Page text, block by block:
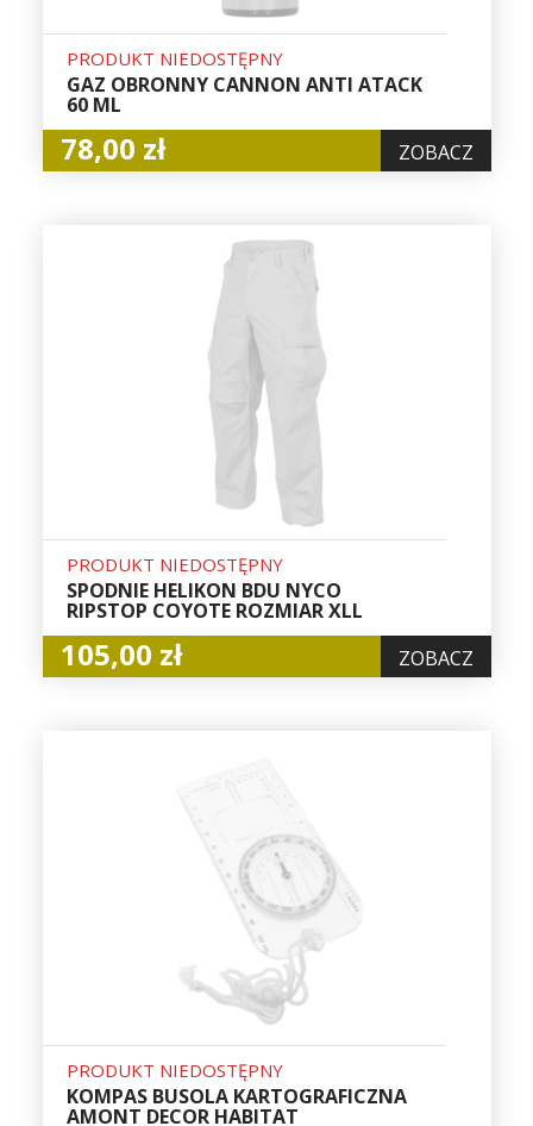
PRODUKT NIEDOSTĘPNY
GAZ OBRONNY CANNON ANTI ATACK
60 ML
78,00 zł ZOBACZ
PRODUKT NIEDOSTĘPNY
SPODNIE HELIKON BDU NYCO
RIPSTOP COYOTE ROZMIAR XLL
105,00 zł ZOBACZ
PRODUKT NIEDOSTĘPNY
KOMPAS BUSOLA KARTOGRAFICZNA
AMONT DECOR HABITAT